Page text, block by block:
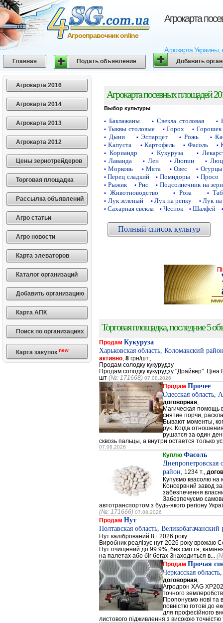
Агрокарта
Агрокарта
Агросправочник online
Главная Подать объявление Добавить
Агрокарта 2016
Агрокарта 2014
Агрокарта 2013
Агрокарта 2012
Цены зернотрейдеров
Торговая площадка
Рассылка объявлений
Агро статьи
Агро новости
Карта элеваторов
Каталог организаций
Добавить организацию
Карта АПК
Поиск по организациях
Карта закупок new
Агрокарта посевных площадей
Выбор культуры
• Баклажаны • Свекла столовая •
• Тыквы столовые • Горох • Горошек
• Дыни • Эспарцет • Рожь •
• Капуста • Картофель • Фасоль •
• Кориандр • Кукуруза •
• Лаванда • Лен • Люпин •
• Морковь • Мята • Овес • Огурцы
• Перец сладкий • Помидоры • Просо
• Рыжик • Рис • Подсолнечник на
• Животноводство • Роза •
• Лук зеленый • Лук на репку • Лук на
• Сахарная свекла • Чеснок • Шалфей •
Полный список культур
Торговая площадка, последние 5
Продам Кукуруза
Харьковская область, Коломакский
активно 8 грн/шт.,
Продам солодку кукурудзу
Продам солодку кукурудзу "Драйвер". Ціна
шт (№: 171668) 07.08.2026
Продам Прочее
Одесская область,
договорная
Магическая помощь
снятие порчи,
Бывают моменты,
рук. Когда
рушатся за один
сквозь пальцы, а внутри остается только
07.08.2026
Куплю Фасоль
Днепропетровская
район, 1234 т.,
Купуємо квасолю на
Консервний завод
забезпечення
Забезпечуємо
автотранспортом з будь-якого регіону
(№: 171666) 07.08.2026
Продам Нут
Полтавская область, Великобагачанский
Нут калібрований 8+ 2026 року
Виробник реалізує нут 2026 року врожаю
Нут очищений до 99.9%, без сміття,
на палетах або біг бегах Знаходиться в...
Продам Прочая
Черкасская
договорная
Агродрон XAG
точного
Пропонуємо нові та
повністю готові до
для професійного
листового підживлення з високою